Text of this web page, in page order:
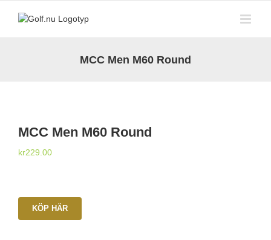
MCC Men M60 Round
MCC Men M60 Round
kr229.00
KÖP HÄR